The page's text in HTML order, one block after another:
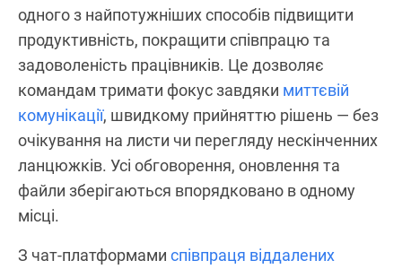
одного з найпотужніших способів підвищити
продуктивність, покращити співпрацю та
задоволеність працівників. Це дозволяє
командам тримати фокус завдяки миттєвій
комунікації, швидкому прийняттю рішень — без
очікування на листи чи перегляду нескінченних
ланцюжків. Усі обговорення, оновлення та
файли зберігаються впорядковано в одному
місці.
З чат-платформами співпраця віддалених